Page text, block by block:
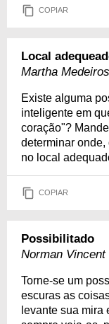
COPIAR
Local
Martha Medeiros
Existe alguma
inteligente em
coração"?
determinar onde,
no local
COPIAR
Possibilitado
Norman Vincent
Torne-se um
escuras as
levante sua